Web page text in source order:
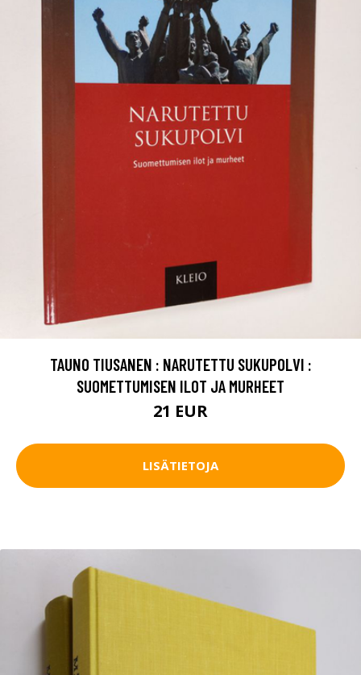
TAUNO TIUSANEN : NARUTETTU SUKUPOLVI :
SUOMETTUMISEN ILOT JA MURHEET
21 EUR
LISÄTIETOJA